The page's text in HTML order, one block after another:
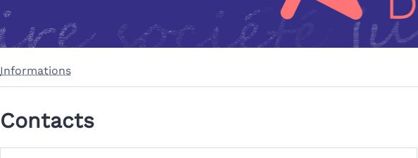
Informations
Contacts